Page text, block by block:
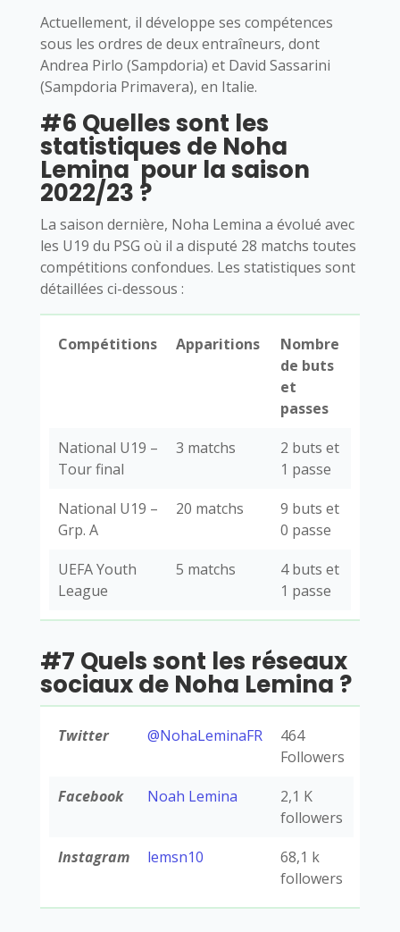
Actuellement, il développe ses compétences
sous les ordres de deux entraîneurs, dont
Andrea Pirlo (Sampdoria) et David Sassarini
(Sampdoria Primavera), en Italie.
#6 Quelles sont les
statistiques de Noha
Lemina pour la saison
2022/23 ?
La saison dernière, Noha Lemina a évolué avec
les U19 du PSG où il a disputé 28 matchs toutes
compétitions confondues. Les statistiques sont
détaillées ci-dessous :
Compétitions Apparitions
Nombre
de buts
et
passes
National U19 –
Tour final
3 matchs
2 buts et
1 passe
National U19 –
Grp. A
20 matchs
9 buts et
0 passe
UEFA Youth
League
5 matchs
4 buts et
1 passe
#7 Quels sont les réseaux
sociaux de Noha Lemina ?
Twitter @NohaLeminaFR
464
Followers
Facebook
Noah Lemina
2,1 K
followers
Instagram
lemsn10
68,1 k
followers